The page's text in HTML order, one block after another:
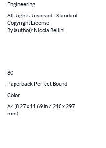
Engineering
All Rights Reserved - Standard
Copyright License
By (author): Nicola Bellini
80
Paperback Perfect Bound
Color
A4 (8.27 x 11.69 in / 210 x 297
mm)